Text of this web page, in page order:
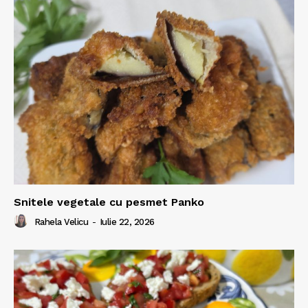
Snitele vegetale cu pesmet Panko
Rahela Velicu - Iulie 22, 2026